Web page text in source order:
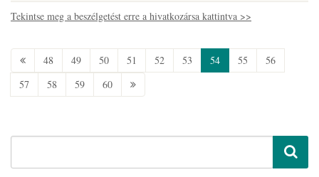
Tekintse meg a beszélgetést erre a hivatkozársa kattintva >>
48 49 50 51 52 53 54 55
56
57
58 59 60